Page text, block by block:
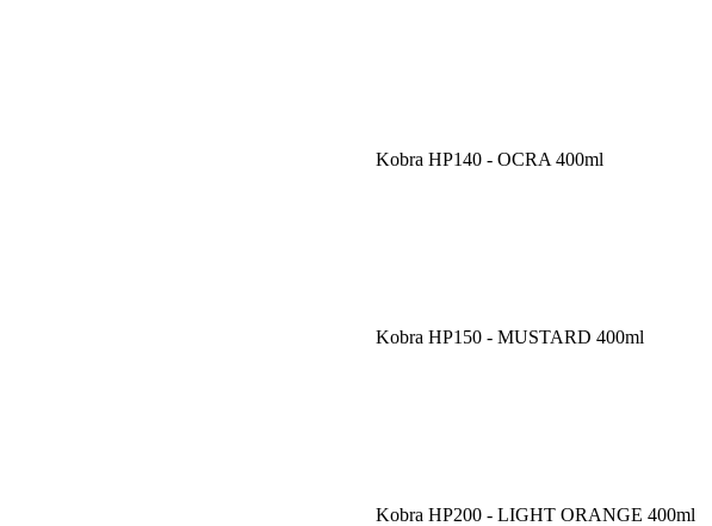
Kobra HP140 - OCRA 400ml
Kobra HP150 - MUSTARD 400ml
Kobra HP200 - LIGHT ORANGE 400ml